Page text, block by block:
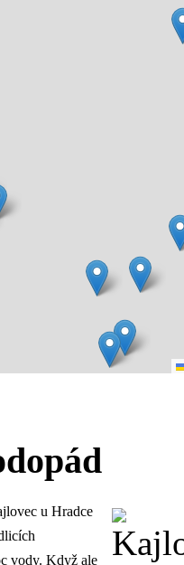
u Hradce
vody. Když ale